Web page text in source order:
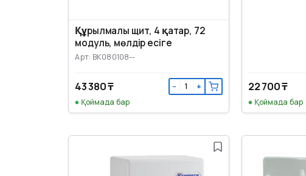
Құрылмалы щит, 4 қатар, 72
модуль, мөлдір есіге
Арт: BK080108--
43 380 ₸ − +
Қоймада бар
22 700 ₸
Қоймада бар